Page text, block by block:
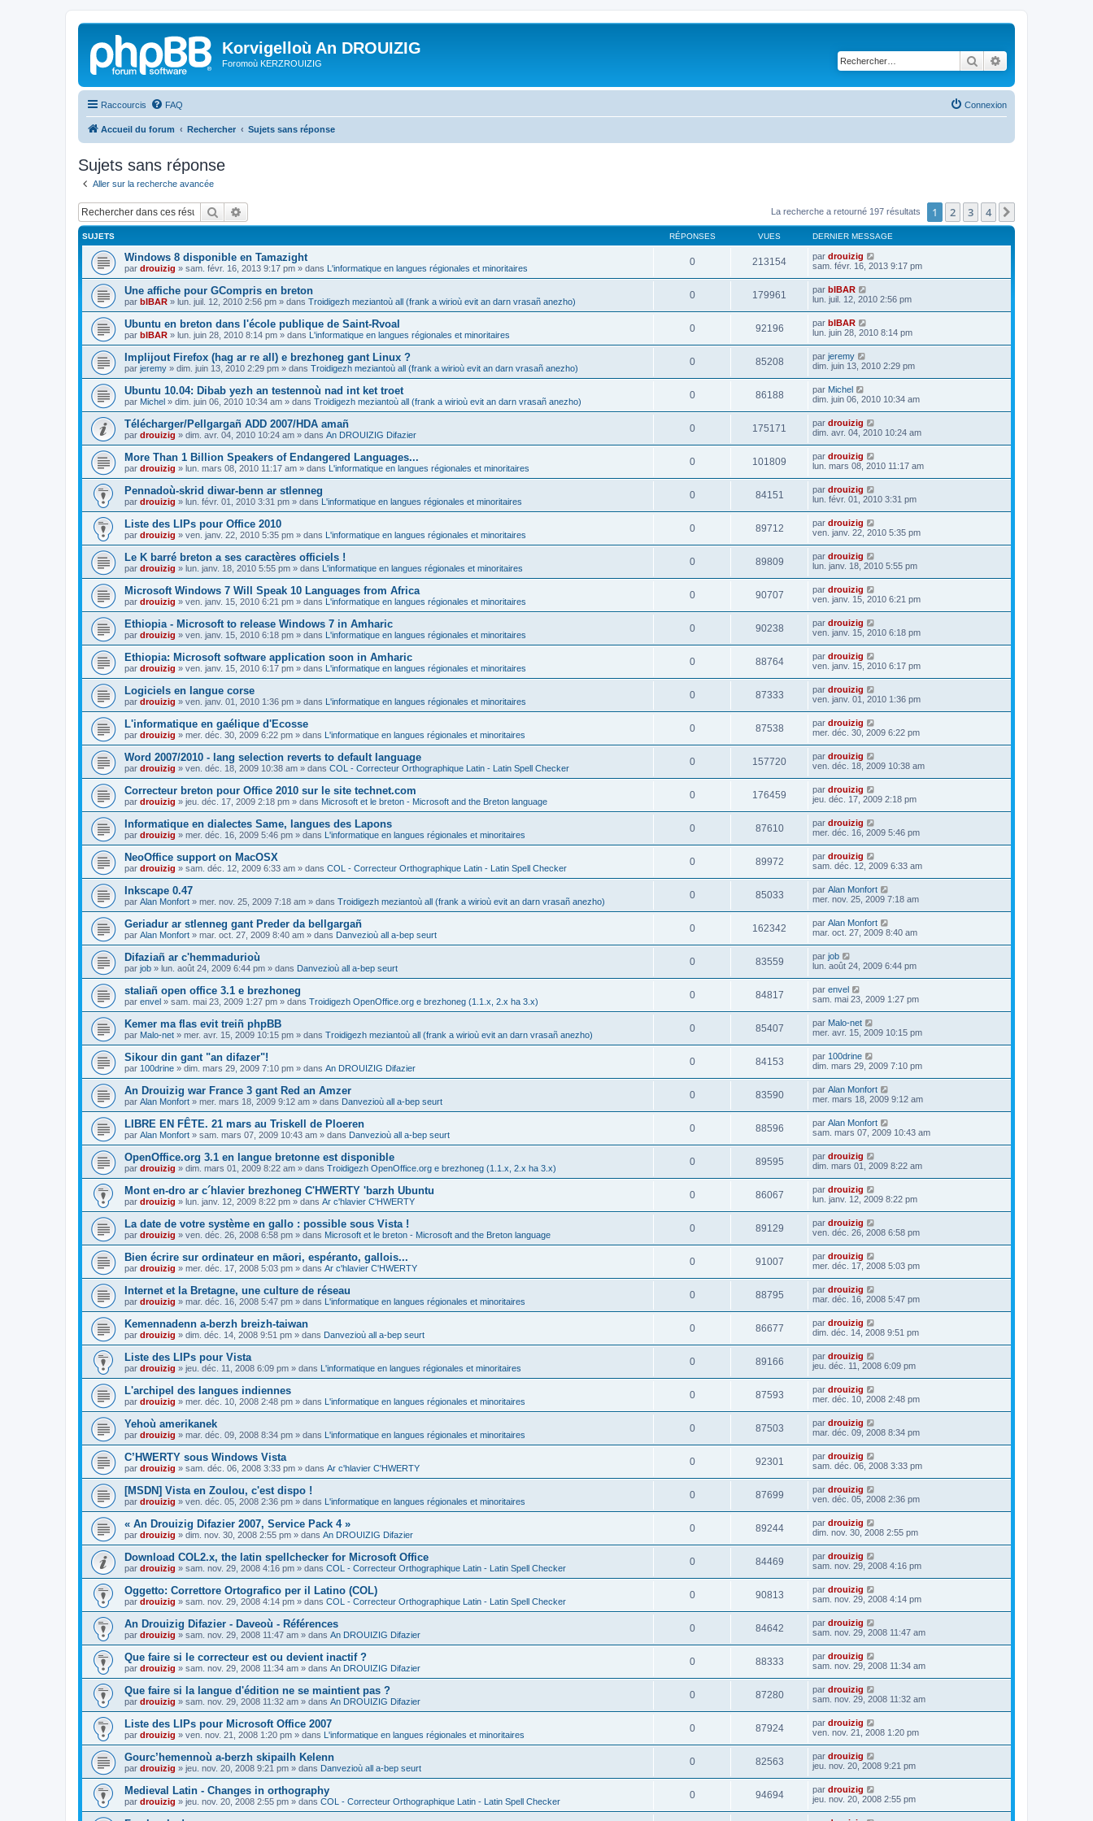
Korvigelloù An DROUIZIG
Foromoù KERZROUIZIG Rechercher
Raccourcis FAQ Connexion
Accueil du forum Rechercher Sujets sans réponse
Sujets sans réponse
Aller sur la recherche avancée
Rechercher La recherche a retourné 197 résultats 1 2 3 4
SUJETS RÉPONSES VUES DERNIER MESSAGE
Windows 8 disponible en Tamazight
par drouizig » sam. févr. 16, 2013 9:17 pm » dans L'informatique en langues régionales et minoritaires
0 213154 par drouizig
sam. févr. 16, 2013 9:17 pm
Une affiche pour GCompris en breton
par bIBAR » lun. juil. 12, 2010 2:56 pm » dans Troidigezh meziantoù all (frank a wirioù evit an darn vrasañ anezho)
0 179961 par bIBAR
lun. juil. 12, 2010 2:56 pm
Ubuntu en breton dans l'école publique de Saint-Rvoal
par bIBAR » lun. juin 28, 2010 8:14 pm » dans L'informatique en langues régionales et minoritaires
0 92196 par bIBAR
lun. juin 28, 2010 8:14 pm
Implijout Firefox (hag ar re all) e brezhoneg gant Linux ?
par jeremy » dim. juin 13, 2010 2:29 pm » dans Troidigezh meziantoù all (frank a wirioù evit an darn vrasañ anezho)
0 85208 par jeremy
dim. juin 13, 2010 2:29 pm
Ubuntu 10.04: Dibab yezh an testennoù nad int ket troet
par Michel » dim. juin 06, 2010 10:34 am » dans Troidigezh meziantoù all (frank a wirioù evit an darn vrasañ anezho)
0 86188 par Michel
dim. juin 06, 2010 10:34 am
Télécharger/Pellgargañ ADD 2007/HDA amañ
par drouizig » dim. avr. 04, 2010 10:24 am » dans An DROUIZIG Difazier
0 175171 par drouizig
dim. avr. 04, 2010 10:24 am
More Than 1 Billion Speakers of Endangered Languages...
par drouizig » lun. mars 08, 2010 11:17 am » dans L'informatique en langues régionales et minoritaires
0 101809 par drouizig
lun. mars 08, 2010 11:17 am
Pennadoù-skrid diwar-benn ar stlenneg
par drouizig » lun. févr. 01, 2010 3:31 pm » dans L'informatique en langues régionales et minoritaires
0 84151 par drouizig
lun. févr. 01, 2010 3:31 pm
Liste des LIPs pour Office 2010
par drouizig » ven. janv. 22, 2010 5:35 pm » dans L'informatique en langues régionales et minoritaires
0 89712 par drouizig
ven. janv. 22, 2010 5:35 pm
Le K barré breton a ses caractères officiels !
par drouizig » lun. janv. 18, 2010 5:55 pm » dans L'informatique en langues régionales et minoritaires
0 89809 par drouizig
lun. janv. 18, 2010 5:55 pm
Microsoft Windows 7 Will Speak 10 Languages from Africa
par drouizig » ven. janv. 15, 2010 6:21 pm » dans L'informatique en langues régionales et minoritaires
0 90707 par drouizig
ven. janv. 15, 2010 6:21 pm
Ethiopia - Microsoft to release Windows 7 in Amharic
par drouizig » ven. janv. 15, 2010 6:18 pm » dans L'informatique en langues régionales et minoritaires
0 90238 par drouizig
ven. janv. 15, 2010 6:18 pm
Ethiopia: Microsoft software application soon in Amharic
par drouizig » ven. janv. 15, 2010 6:17 pm » dans L'informatique en langues régionales et minoritaires
0 88764 par drouizig
ven. janv. 15, 2010 6:17 pm
Logiciels en langue corse
par drouizig » ven. janv. 01, 2010 1:36 pm » dans L'informatique en langues régionales et minoritaires
0 87333 par drouizig
ven. janv. 01, 2010 1:36 pm
L'informatique en gaélique d'Ecosse
par drouizig » mer. déc. 30, 2009 6:22 pm » dans L'informatique en langues régionales et minoritaires
0 87538 par drouizig
mer. déc. 30, 2009 6:22 pm
Word 2007/2010 - lang selection reverts to default language
par drouizig » ven. déc. 18, 2009 10:38 am » dans COL - Correcteur Orthographique Latin - Latin Spell Checker
0 157720 par drouizig
ven. déc. 18, 2009 10:38 am
Correcteur breton pour Office 2010 sur le site technet.com
par drouizig » jeu. déc. 17, 2009 2:18 pm » dans Microsoft et le breton - Microsoft and the Breton language
0 176459 par drouizig
jeu. déc. 17, 2009 2:18 pm
Informatique en dialectes Same, langues des Lapons
par drouizig » mer. déc. 16, 2009 5:46 pm » dans L'informatique en langues régionales et minoritaires
0 87610 par drouizig
mer. déc. 16, 2009 5:46 pm
NeoOffice support on MacOSX
par drouizig » sam. déc. 12, 2009 6:33 am » dans COL - Correcteur Orthographique Latin - Latin Spell Checker
0 89972 par drouizig
sam. déc. 12, 2009 6:33 am
Inkscape 0.47
par Alan Monfort » mer. nov. 25, 2009 7:18 am » dans Troidigezh meziantoù all (frank a wirioù evit an darn vrasañ anezho)
0 85033 par Alan Monfort
mer. nov. 25, 2009 7:18 am
Geriadur ar stlenneg gant Preder da bellgargañ
par Alan Monfort » mar. oct. 27, 2009 8:40 am » dans Danvezioù all a-bep seurt
0 162342 par Alan Monfort
mar. oct. 27, 2009 8:40 am
Difaziañ ar c'hemmadurioù
par job » lun. août 24, 2009 6:44 pm » dans Danvezioù all a-bep seurt
0 83559 par job
lun. août 24, 2009 6:44 pm
staliañ open office 3.1 e brezhoneg
par envel » sam. mai 23, 2009 1:27 pm » dans Troidigezh OpenOffice.org e brezhoneg (1.1.x, 2.x ha 3.x)
0 84817 par envel
sam. mai 23, 2009 1:27 pm
Kemer ma flas evit treiñ phpBB
par Malo-net » mer. avr. 15, 2009 10:15 pm » dans Troidigezh meziantoù all (frank a wirioù evit an darn vrasañ anezho)
0 85407 par Malo-net
mer. avr. 15, 2009 10:15 pm
Sikour din gant "an difazer"!
par 100drine » dim. mars 29, 2009 7:10 pm » dans An DROUIZIG Difazier
0 84153 par 100drine
dim. mars 29, 2009 7:10 pm
An Drouizig war France 3 gant Red an Amzer
par Alan Monfort » mer. mars 18, 2009 9:12 am » dans Danvezioù all a-bep seurt
0 83590 par Alan Monfort
mer. mars 18, 2009 9:12 am
LIBRE EN FÊTE. 21 mars au Triskell de Ploeren
par Alan Monfort » sam. mars 07, 2009 10:43 am » dans Danvezioù all a-bep seurt
0 88596 par Alan Monfort
sam. mars 07, 2009 10:43 am
OpenOffice.org 3.1 en langue bretonne est disponible
par drouizig » dim. mars 01, 2009 8:22 am » dans Troidigezh OpenOffice.org e brezhoneg (1.1.x, 2.x ha 3.x)
0 89595 par drouizig
dim. mars 01, 2009 8:22 am
Mont en-dro ar c´hlavier brezhoneg C'HWERTY 'barzh Ubuntu
par drouizig » lun. janv. 12, 2009 8:22 pm » dans Ar c'hlavier C'HWERTY
0 86067 par drouizig
lun. janv. 12, 2009 8:22 pm
La date de votre système en gallo : possible sous Vista !
par drouizig » ven. déc. 26, 2008 6:58 pm » dans Microsoft et le breton - Microsoft and the Breton language
0 89129 par drouizig
ven. déc. 26, 2008 6:58 pm
Bien écrire sur ordinateur en māori, espéranto, gallois...
par drouizig » mer. déc. 17, 2008 5:03 pm » dans Ar c'hlavier C'HWERTY
0 91007 par drouizig
mer. déc. 17, 2008 5:03 pm
Internet et la Bretagne, une culture de réseau
par drouizig » mar. déc. 16, 2008 5:47 pm » dans L'informatique en langues régionales et minoritaires
0 88795 par drouizig
mar. déc. 16, 2008 5:47 pm
Kemennadenn a-berzh breizh-taiwan
par drouizig » dim. déc. 14, 2008 9:51 pm » dans Danvezioù all a-bep seurt
0 86677 par drouizig
dim. déc. 14, 2008 9:51 pm
Liste des LIPs pour Vista
par drouizig » jeu. déc. 11, 2008 6:09 pm » dans L'informatique en langues régionales et minoritaires
0 89166 par drouizig
jeu. déc. 11, 2008 6:09 pm
L'archipel des langues indiennes
par drouizig » mer. déc. 10, 2008 2:48 pm » dans L'informatique en langues régionales et minoritaires
0 87593 par drouizig
mer. déc. 10, 2008 2:48 pm
Yehoù amerikanek
par drouizig » mar. déc. 09, 2008 8:34 pm » dans L'informatique en langues régionales et minoritaires
0 87503 par drouizig
mar. déc. 09, 2008 8:34 pm
C’HWERTY sous Windows Vista
par drouizig » sam. déc. 06, 2008 3:33 pm » dans Ar c'hlavier C'HWERTY
0 92301 par drouizig
sam. déc. 06, 2008 3:33 pm
[MSDN] Vista en Zoulou, c'est dispo !
par drouizig » ven. déc. 05, 2008 2:36 pm » dans L'informatique en langues régionales et minoritaires
0 87699 par drouizig
ven. déc. 05, 2008 2:36 pm
« An Drouizig Difazier 2007, Service Pack 4 »
par drouizig » dim. nov. 30, 2008 2:55 pm » dans An DROUIZIG Difazier
0 89244 par drouizig
dim. nov. 30, 2008 2:55 pm
Download COL2.x, the latin spellchecker for Microsoft Office
par drouizig » sam. nov. 29, 2008 4:16 pm » dans COL - Correcteur Orthographique Latin - Latin Spell Checker
0 84469 par drouizig
sam. nov. 29, 2008 4:16 pm
Oggetto: Correttore Ortografico per il Latino (COL)
par drouizig » sam. nov. 29, 2008 4:14 pm » dans COL - Correcteur Orthographique Latin - Latin Spell Checker
0 90813 par drouizig
sam. nov. 29, 2008 4:14 pm
An Drouizig Difazier - Daveoù - Références
par drouizig » sam. nov. 29, 2008 11:47 am » dans An DROUIZIG Difazier
0 84642 par drouizig
sam. nov. 29, 2008 11:47 am
Que faire si le correcteur est ou devient inactif ?
par drouizig » sam. nov. 29, 2008 11:34 am » dans An DROUIZIG Difazier
0 88333 par drouizig
sam. nov. 29, 2008 11:34 am
Que faire si la langue d'édition ne se maintient pas ?
par drouizig » sam. nov. 29, 2008 11:32 am » dans An DROUIZIG Difazier
0 87280 par drouizig
sam. nov. 29, 2008 11:32 am
Liste des LIPs pour Microsoft Office 2007
par drouizig » ven. nov. 21, 2008 1:20 pm » dans L'informatique en langues régionales et minoritaires
0 87924 par drouizig
ven. nov. 21, 2008 1:20 pm
Gourc’hemennoù a-berzh skipailh Kelenn
par drouizig » jeu. nov. 20, 2008 9:21 pm » dans Danvezioù all a-bep seurt
0 82563 par drouizig
jeu. nov. 20, 2008 9:21 pm
Medieval Latin - Changes in orthography
par drouizig » jeu. nov. 20, 2008 2:55 pm » dans COL - Correcteur Orthographique Latin - Latin Spell Checker
0 94694 par drouizig
jeu. nov. 20, 2008 2:55 pm